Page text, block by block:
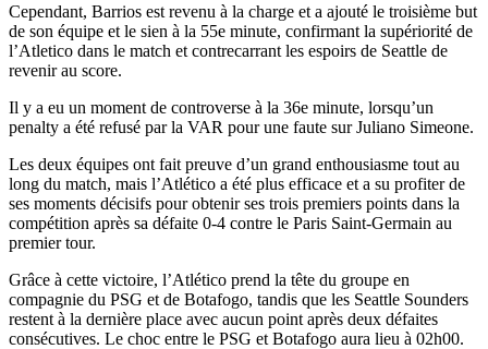
Cependant, Barrios est revenu à la charge et a ajouté le troisième but
de son équipe et le sien à la 55e minute, confirmant la supériorité de
l’Atletico dans le match et contrecarrant les espoirs de Seattle de
revenir au score.
Il y a eu un moment de controverse à la 36e minute, lorsqu’un
penalty a été refusé par la VAR pour une faute sur Juliano Simeone.
Les deux équipes ont fait preuve d’un grand enthousiasme tout au
long du match, mais l’Atlético a été plus efficace et a su profiter de
ses moments décisifs pour obtenir ses trois premiers points dans la
compétition après sa défaite 0-4 contre le Paris Saint-Germain au
premier tour.
Grâce à cette victoire, l’Atlético prend la tête du groupe en
compagnie du PSG et de Botafogo, tandis que les Seattle Sounders
restent à la dernière place avec aucun point après deux défaites
consécutives. Le choc entre le PSG et Botafogo aura lieu à 02h00.